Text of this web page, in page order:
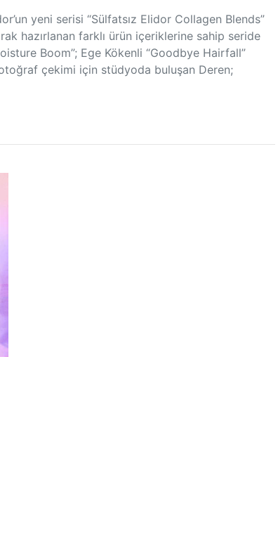
yeni serisi “Sülfatsız Elidor Collagen Blends”
hazırlanan farklı ürün içeriklerine sahip seride
Boom”; Ege Kökenli “Goodbye Hairfall”
çekimi için stüdyoda buluşan Deren;